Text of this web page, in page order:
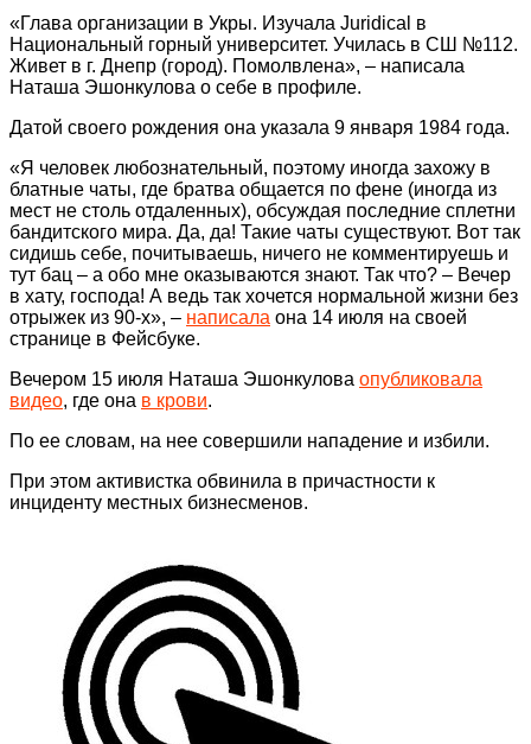
«Глава организации в Укры. Изучала Juridical в
Национальный горный университет. Училась в СШ №112.
Живет в г. Днепр (город). Помолвлена», – написала
Наташа Эшонкулова о себе в профиле.
Датой своего рождения она указала 9 января 1984 года.
«Я человек любознательный, поэтому иногда захожу в
блатные чаты, где братва общается по фене (иногда из
мест не столь отдаленных), обсуждая последние сплетни
бандитского мира. Да, да! Такие чаты существуют. Вот так
сидишь себе, почитываешь, ничего не комментируешь и
тут бац – а обо мне оказываются знают. Так что? – Вечер
в хату, господа! А ведь так хочется нормальной жизни без
отрыжек из 90-х», – написала она 14 июля на своей
странице в Фейсбуке.
Вечером 15 июля Наташа Эшонкулова опубликовала
видео, где она в крови.
По ее словам, на нее совершили нападение и избили.
При этом активистка обвинила в причастности к
инциденту местных бизнесменов.